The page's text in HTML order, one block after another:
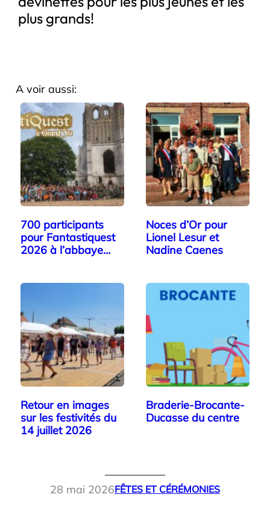
plus grands!
A voir aussi:
700 participants
pour Fantastiquest
2026 à l’abbaye…
Noces d’Or pour
Lionel Lesur et
Nadine Caenes
Retour en images
sur les festivités du
14 juillet 2026
Braderie-Brocante-
Ducasse du centre
28 mai 2026FÊTES ET CÉRÉMONIES